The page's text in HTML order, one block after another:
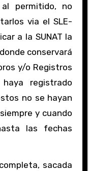
permitido, no
via el SLE-
a la SUNAT la
conservará
y/o Registros
registrado
no se hayan
y cuando
las fechas
sacada